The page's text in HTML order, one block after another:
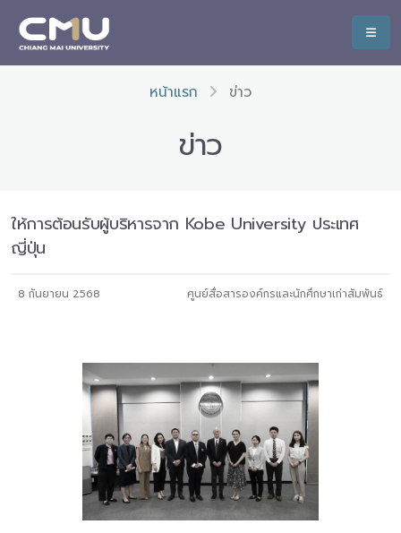
หน้าแรก ข่าว
ข่าว
ให้การต้อนรับผู้บริหารจาก Kobe University ประเทศ
ญี่ปุ่น
8 กันยายน 2568 ศูนย์สื่อสารองค์กรและนักศึกษาเก่าสัมพันธ์